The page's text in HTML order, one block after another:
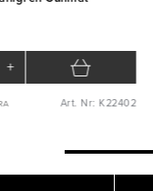
+
Art. Nr: K22402